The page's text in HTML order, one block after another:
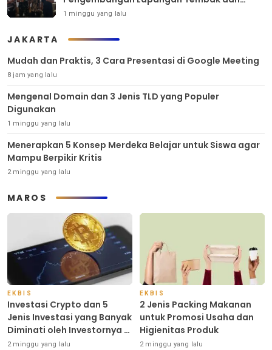
Pembinaan Atlet
1 minggu yang lalu
JAKARTA
Mudah dan Praktis, 3 Cara Presentasi di Google Meeting
8 jam yang lalu
Mengenal Domain dan 3 Jenis TLD yang Populer
Digunakan
1 minggu yang lalu
Menerapkan 5 Konsep Merdeka Belajar untuk Siswa agar
Mampu Berpikir Kritis
2 minggu yang lalu
MAROS
EKBIS
Investasi Crypto dan 5
Jenis Investasi yang Banyak
Diminati oleh Investornya di
Indonesia
2 minggu yang lalu
EKBIS
2 Jenis Packing Makanan
untuk Promosi Usaha dan
Higienitas Produk
2 minggu yang lalu